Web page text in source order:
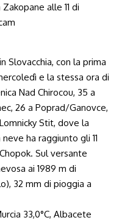
con la prima
e la stessa ora di
Nad Chirocou, 35 a
26 a Poprad/Ganovce,
Stit, dove la
ha raggiunto gli 11
Sul versante
ai 1989 m di
32 mm di pioggia a
33,0°C, Albacete